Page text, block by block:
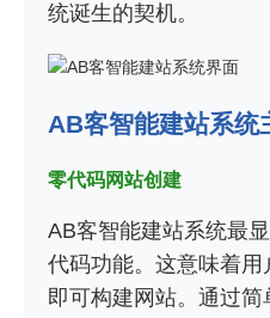
统诞生的契机。
AB客智能建站系统
零代码网站创建
AB客智能建站系统最
代码功能。这意味着
即可构建网站。通过简